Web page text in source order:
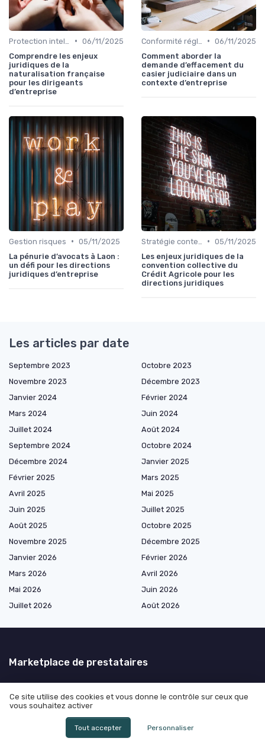
• 06/11/2025
Comprendre les enjeux
juridiques de la
naturalisation française
pour les dirigeants
d’entreprise
• 06/11/2025
Comment aborder la
demande d’effacement du
casier judiciaire dans un
contexte d’entreprise
Gestion risques • 05/11/2025
La pénurie d’avocats à Laon :
un défi pour les directions
juridiques d’entreprise
• 05/11/2025
Les enjeux juridiques de la
convention collective du
Crédit Agricole pour les
directions juridiques
Les articles par date
Septembre 2023
Octobre 2023
Novembre 2023
Décembre 2023
Janvier 2024
Février 2024
Mars 2024
Juin 2024
Juillet 2024
Août 2024
Septembre 2024
Octobre 2024
Décembre 2024
Janvier 2025
Février 2025
Mars 2025
Avril 2025
Mai 2025
Juin 2025
Juillet 2025
Août 2025
Octobre 2025
Novembre 2025
Décembre 2025
Janvier 2026
Février 2026
Mars 2026
Avril 2026
Mai 2026
Juin 2026
Juillet 2026
Août 2026
Marketplace de prestataires
Les plus lus
Combien de temps la police peut garder mon téléphone : ce que tout
directeur juridique doit vraiment anticiper
Ce site utilise des cookies et vous donne le contrôle sur ceux que
vous souhaitez activer
Tout accepter Personnaliser